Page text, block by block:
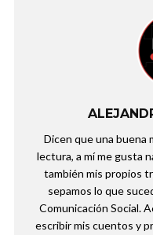
Dicen que una buena
lectura, a mí me gusta
también mis propios
sepamos lo que
Comunicación Social.
escribir mis cuentos y